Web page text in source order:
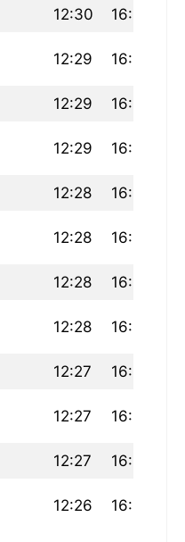
12:30 16:07
12:29 16:07
12:29 16:07
12:29 16:06
12:28 16:06
12:28 16:05
12:28 16:05
12:28 16:04
12:27 16:04
12:27 16:03
12:27 16:03
12:26 16:02